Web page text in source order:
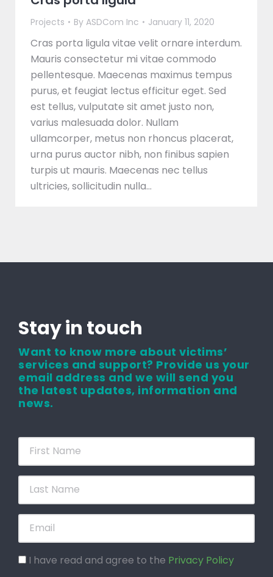
Projects By ASDCom Inc January 11, 2020
Cras porta ligula vitae velit ornare interdum.
Mauris consectetur mi vitae commodo
pellentesque. Maecenas maximus tempus
purus, et feugiat lectus efficitur eget. Sed
est tellus, vulputate sit amet justo non,
varius malesuada dolor. Nullam
ullamcorper, metus non rhoncus placerat,
urna purus auctor nibh, non finibus sapien
turpis ut mauris. Maecenas nec tellus
ultricies, sollicitudin nulla…
Stay in touch
Want to know more about victims’
services and support? Provide us your
email address and we will send you
the latest updates, information and
news.
I have read and agree to the Privacy Policy